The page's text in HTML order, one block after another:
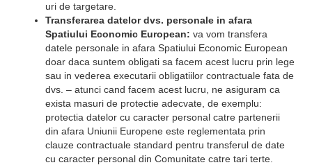
uri de targetare.
Transferarea datelor dvs. personale in afara
Spatiului Economic European: va vom transfera
datele personale in afara Spatiului Economic European
doar daca suntem obligati sa facem acest lucru prin lege
sau in vederea executarii obligatiilor contractuale fata de
dvs. – atunci cand facem acest lucru, ne asiguram ca
exista masuri de protectie adecvate, de exemplu:
protectia datelor cu caracter personal catre partenerii
din afara Uniunii Europene este reglementata prin
clauze contractuale standard pentru transferul de date
cu caracter personal din Comunitate catre tari terte.